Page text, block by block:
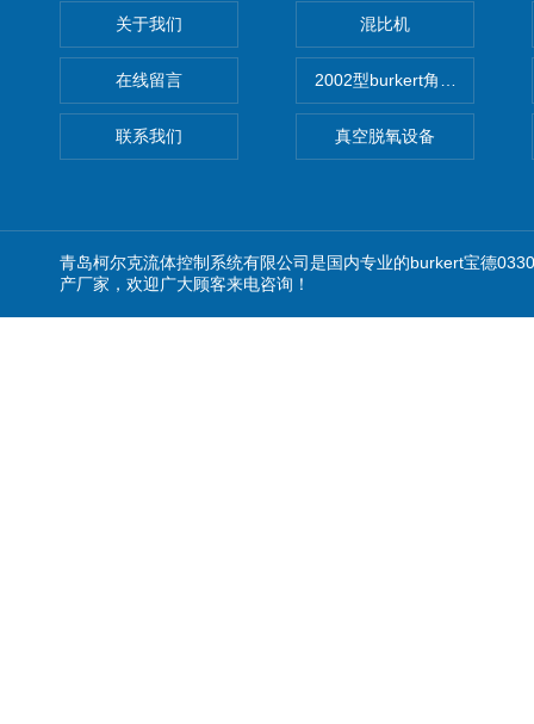
关于我们
在线留言
联系我们
混比机
2002型burkert角座阀
真空脱氧设备
青岛柯尔克流体控制系统有限公司是国内专业的burkert宝德
产厂家，欢迎广大顾客来电咨询！